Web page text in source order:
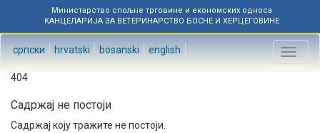
Министарство спољне трговине и економских односа
КАНЦЕЛАРИЈА ЗА ВЕТЕРИНАРСТВО БОСНЕ И ХЕРЦЕГОВИНЕ
српски hrvatski bosanski english
Toggle
404
Садржај не постоји
Садржај коју тражите не постоји.